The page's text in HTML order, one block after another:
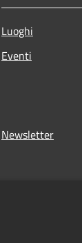
Luoghi
Eventi
Newsletter